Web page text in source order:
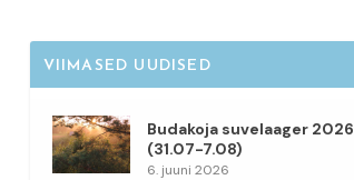
VIIMASED UUDISED
Budakoja suvelaager 2026
(31.07-7.08)
6. juuni 2026